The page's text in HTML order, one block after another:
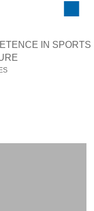
IN SPORTS